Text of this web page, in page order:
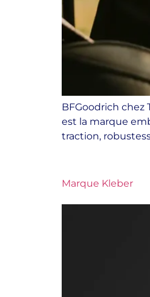
BFGoodrich chez
est la marque
traction,
Marque Kleber